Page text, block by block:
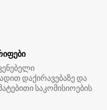
დაქირავებაზე და
საკომისიოების